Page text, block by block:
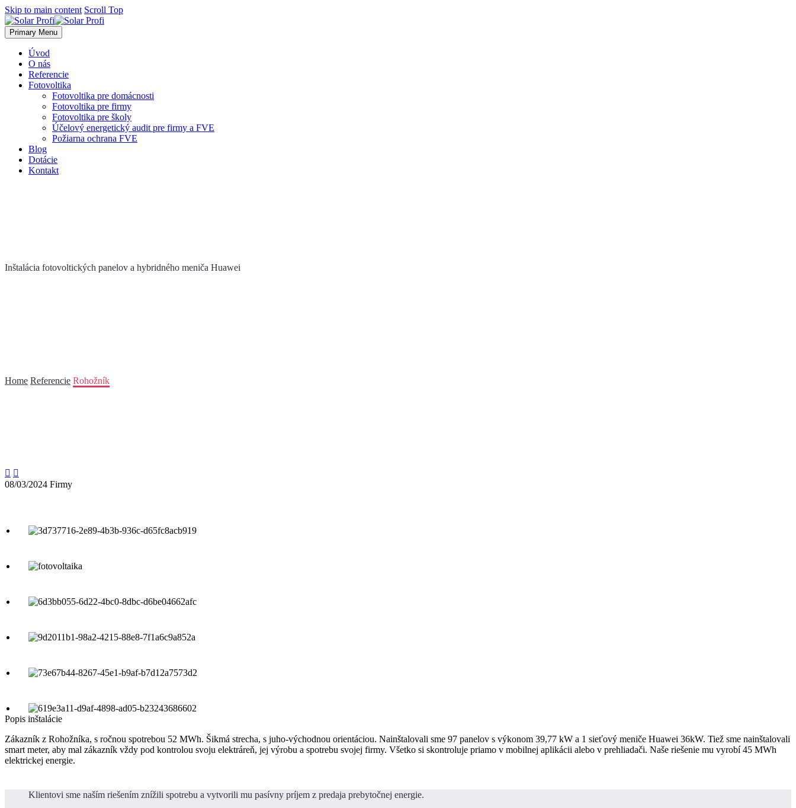
Skip to main content Scroll Top
Primary Menu
Úvod
O nás
Referencie
Fotovoltika
Fotovoltika pre domácnosti
Fotovoltika pre firmy
Fotovoltika pre školy
Účelový energetický audit pre firmy a FVE
Požiarna ochrana FVE
Blog
Dotácie
Kontakt
Inštalácia fotovoltických panelov a hybridného meniča Huawei
Home Referencie Rohožník
 
08/03/2024 Firmy
Popis inštalácie
Zákazník z Rohožníka, s ročnou spotrebou 52 MWh. Šikmá strecha, s juho-východnou orientáciou. Nainštalovali sme 97 panelov s výkonom 39,77 kW a 1 sieťový meniče Huawei 36kW. Tiež sme nainštalovali
smart meter, aby mal zákazník vždy pod kontrolou svoju elektráreň, jej výrobu a spotrebu svojej firmy. Všetko si skontroluje priamo v mobilnej aplikácii alebo v prehliadači. Naše riešenie mu vyrobí 45 MWh
elektrickej energie.
Klientovi sme naším riešením znížili spotrebu a vytvorili mu pasívny príjem z predaja prebytočnej energie.